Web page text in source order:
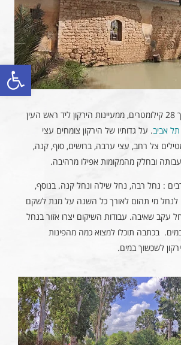
פתח
נחל הירקון זורם לאורך 28 קילומטרים, ממעיינות הירקון ליד ראש העין
תל אביב. על גדותיו של הירקון צומחים עצי
צל רחב, עצי ערבה, ברושים, סוף, קנה,
ובחלק מהמקומות אפילו מרהיבה.
: נחל רבה, נחל שילה ונחל קנה. בנוסף,
לנחל מי תהום לאורך כל השנה על מנת לשקם
שאיבה. עבודות השיקום יצרו אזור בנחל
במים. בכתבה תוכלו למצוא כמה מהפינות
לשכשוך במים.